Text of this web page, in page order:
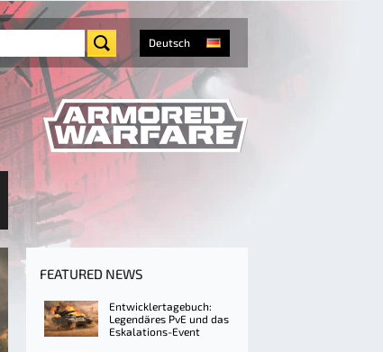
Deutsch
FEATURED NEWS
Entwicklertagebuch:
Legendäres PvE und das
Eskalations-Event